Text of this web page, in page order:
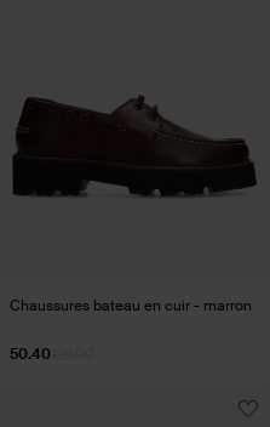
Chaussures bateau en cuir - marron
50.40